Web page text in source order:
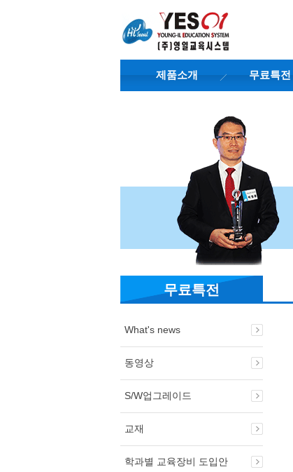
제품소개 무료특전
무료특전
What's news
동영상
S/W업그레이드
교재
학과별 교육장비 도입안